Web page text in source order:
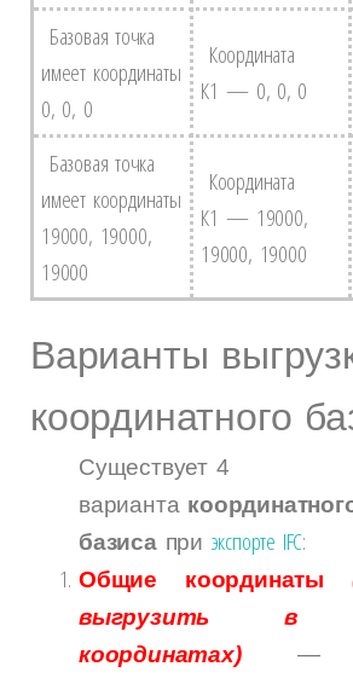
Базовая точка
имеет координаты
0, 0, 0
Координата
К1 — 0, 0, 0
Базовая точка
имеет координаты
19000, 19000,
19000
Координата
К1 — 19000,
19000, 19000
Варианты
координатного
Существует 4
варианта
базисапри экспорте IFC:
Общие координаты
выгрузить в
координатах)